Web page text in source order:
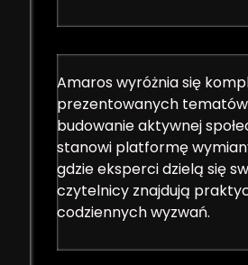
Amaros wyróżnia się
prezentowanych
budowanie aktywnej
stanowi platformę
gdzie eksperci dzielą się
czytelnicy znajdują
codziennych wyzwań.